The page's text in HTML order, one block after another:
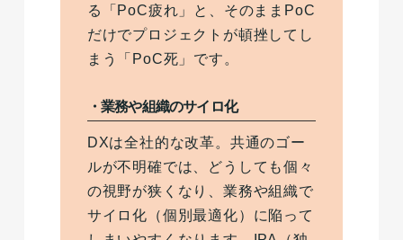
る「PoC疲れ」と、そのままPoC
だけでプロジェクトが頓挫してし
まう「PoC死」です。
・業務や組織のサイロ化
DXは全社的な改革。共通のゴー
ルが不明確では、どうしても個々
の視野が狭くなり、業務や組織で
サイロ化（個別最適化）に陥って